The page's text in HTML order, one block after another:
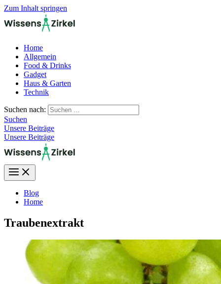
Zum Inhalt springen
Home
Allgemein
Food & Drinks
Gadget
Haus & Garten
Technik
Suchen nach:
Suchen
Unsere Beiträge
Unsere Beiträge
Blog
Home
Traubenextrakt